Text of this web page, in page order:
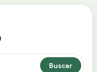
Buscar